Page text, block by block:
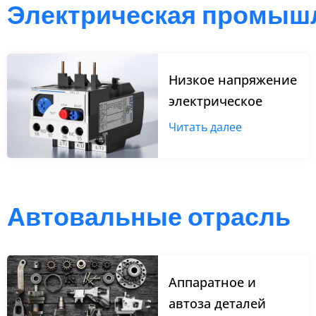
Электрическая
Низкое напряжение
электрическое
Читать далее
Автовальные отрасль
Аппаратное и
автоза деталей